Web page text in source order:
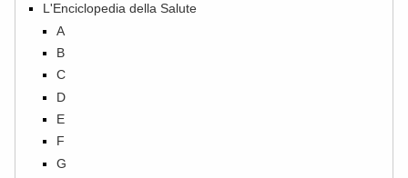
L'Enciclopedia della Salute
A
B
C
D
E
F
G